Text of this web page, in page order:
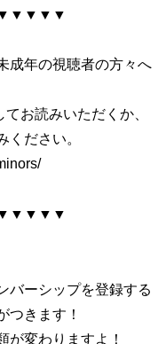
成年の視聴者の方々へ
お読みいただくか、
ください。
バーシップを登録する
つきます！
が変わりますよ！